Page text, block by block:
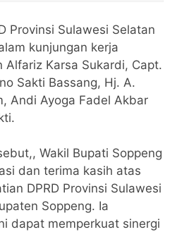
Provinsi Sulawesi Selatan
kunjungan kerja
Karsa Sukardi, Capt.
Sakti Bassang, Hj. A.
Andi Ayoga Fadel Akbar
Wakil Bupati Soppeng
dan terima kasih atas
DPRD Provinsi Sulawesi
Soppeng. Ia
dapat memperkuat sinergi